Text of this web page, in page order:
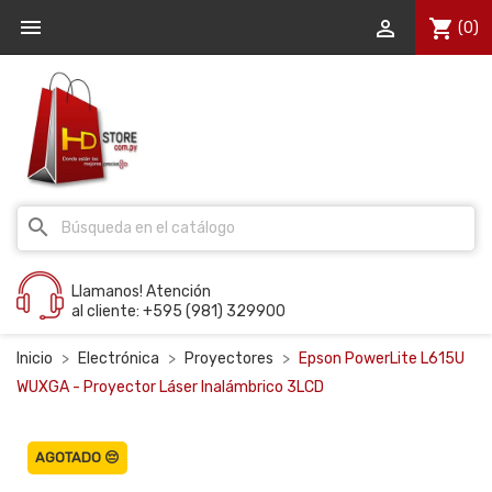
 shopping_cart (0)

search
Llamanos! Atención
al cliente: +595 (981) 329900
Inicio Electrónica Proyectores
Epson PowerLite L615U
WUXGA - Proyector Láser Inalámbrico 3LCD
AGOTADO 😔